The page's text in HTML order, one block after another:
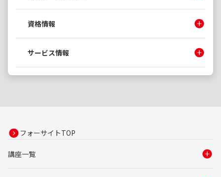
資格情報
サービス情報
フォーサイトTOP
講座一覧